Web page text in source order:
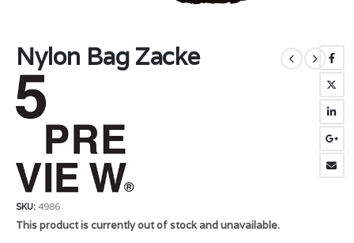
Nylon Bag Zacke
SKU: 4986
This product is currently out of stock and unavailable.